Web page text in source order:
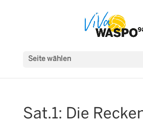
Seite wählen
Sat.1: Die